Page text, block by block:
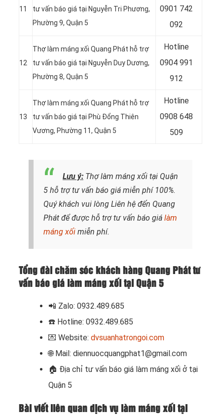
11
tư vấn báo giá tại Nguyễn Tri Phương,
Phường 9, Quận 5
0901 742
092
12
Thợ làm máng xối Quang Phát hỗ trợ
tư vấn báo giá tại Nguyễn Duy Dương,
Phường 8, Quận 5
Hotline
0904 991
912
13
Thợ làm máng xối Quang Phát hỗ trợ
tư vấn báo giá tại Phù Đổng Thiên
Vương, Phường 11, Quận 5
Hotline
0908 648
509
Lưu ý: Thợ làm máng xối tại Quận
5 hỗ trợ tư vấn báo giá miễn phí 100%.
Quý khách vui lòng Liên hệ đến Quang
Phát để được hỗ trợ tư vấn báo giá làm
máng xối miễn phí.
Tổng đài chăm sóc khách hàng Quang Phát tư
vấn báo giá làm máng xối tại Quận 5
📲 Zalo: 0932.489.685
☎️ Hotline: 0932.489.685
💌 Website: dvsuanhatrongoi.com
🌐 Mail: diennuocquangphat1@gmail.com
🏠 Địa chỉ tư vấn báo giá làm máng xối ở tại
Quận 5
Bài viết liên quan dịch vụ làm máng xối tại